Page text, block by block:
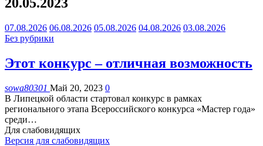
07.08.2026 06.08.2026 05.08.2026 04.08.2026 03.08.2026
Без рубрики
Этот конкурс – отличная возможность
sowa80301 Май 20, 2023 0
В Липецкой области стартовал конкурс в рамках
регионального этапа Всероссийского конкурса «Мастер года»
среди…
Для слабовидящих
Версия для слабовидящих